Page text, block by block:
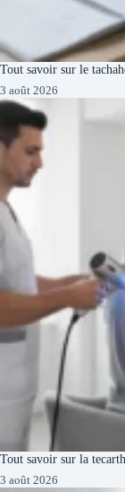
Tout savoir sur le
3 août 2026
Tout savoir sur la
3 août 2026